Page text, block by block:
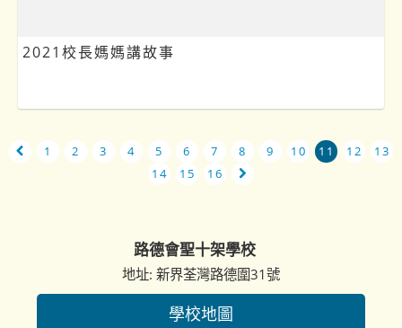
2021校長媽媽講故事
1 2 3 4 5 6 7 8 9 10 11 12
13
14
15 16
路德會聖十架學校
地址: 新界荃灣路德圍31號
學校地圖